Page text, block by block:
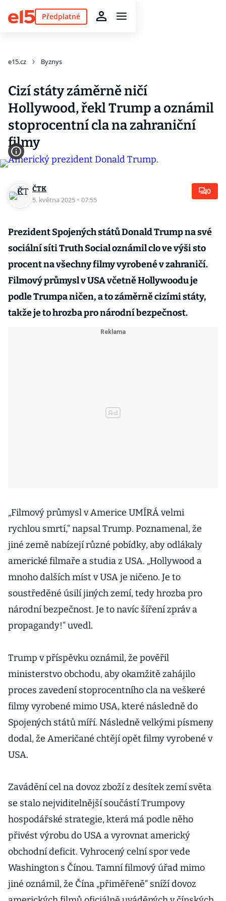
Předplatné
e15.cz Byznys
Cizí státy záměrně ničí
Hollywood, řekl Trump a oznámil
stoprocentní cla na zahraniční
filmy
ČTK
5. května 2025 · 07:55
0
Prezident Spojených států Donald Trump na své
sociální síti Truth Social oznámil clo ve výši sto
procent na všechny filmy vyrobené v zahraničí.
Filmový průmysl v USA včetně Hollywoodu je
podle Trumpa ničen, a to záměrně cizími státy,
takže je to hrozba pro národní bezpečnost.
„Filmový průmysl v Americe UMÍRÁ velmi
rychlou smrtí,“ napsal Trump. Poznamenal, že
jiné země nabízejí různé pobídky, aby odlákaly
americké filmaře a studia z USA. „Hollywood a
mnoho dalších míst v USA je ničeno. Je to
soustředěné úsilí jiných zemí, tedy hrozba pro
národní bezpečnost. Je to navíc šíření zpráv a
propagandy!“ uvedl.
Trump v příspěvku oznámil, že pověřil
ministerstvo obchodu, aby okamžitě zahájilo
proces zavedení stoprocentního cla na veškeré
filmy vyrobené mimo USA, které následně do
Spojených států míří. Následně velkými písmeny
dodal, že Američané chtějí opět filmy vyrobené v
USA.
Zavádění cel na dovoz zboží z desítek zemí světa
se stalo nejviditelnější součástí Trumpovy
hospodářské strategie, která má podle něho
přivést výrobu do USA a vyrovnat americký
obchodní deficit. Vyhrocený celní spor vede
Washington s Čínou. Tamní filmový úřad mimo
jiné oznámil, že Čína „přiměřeně“ sníží dovoz